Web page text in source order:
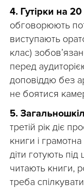
4. Гутірки на
обговорюють
виступають
клас)
перед
доповіддю без
не боятися
5.
третій рік діє
книги і
діти готують під
читають книги,
треба